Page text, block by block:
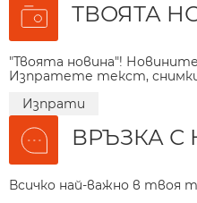
ТВОЯТА
"Твоята новина"!
Изпратете текст,
Изпрати
ВРЪЗКА С
Всичко най-важно в твоя